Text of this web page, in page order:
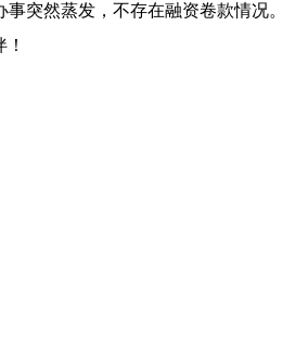
突然蒸发，不存在融资卷款情况。